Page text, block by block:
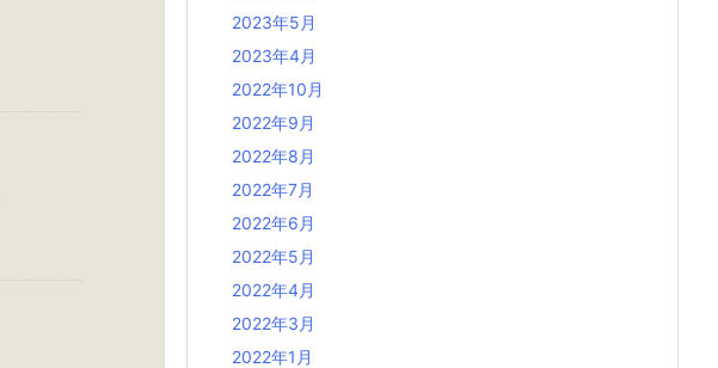
2023年5月
2023年4月
2022年10月
2022年9月
2022年8月
2022年7月
2022年6月
2022年5月
2022年4月
2022年3月
2022年1月